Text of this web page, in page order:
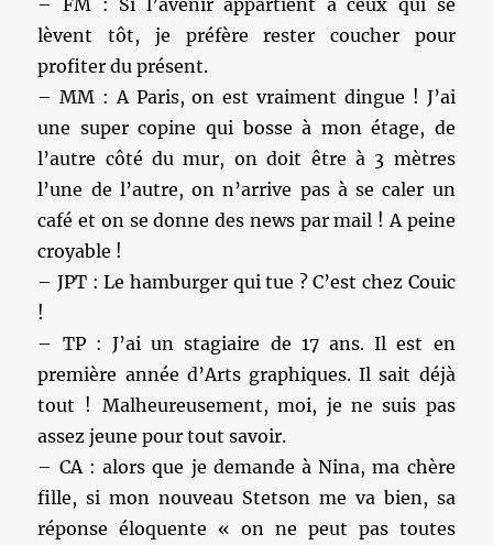
– FM : Si l’avenir appartient à ceux qui se
lèvent tôt, je préfère rester coucher pour
profiter du présent.
– MM : A Paris, on est vraiment dingue ! J’ai
une super copine qui bosse à mon étage, de
l’autre côté du mur, on doit être à 3 mètres
l’une de l’autre, on n’arrive pas à se caler un
café et on se donne des news par mail ! A peine
croyable !
– JPT : Le hamburger qui tue ? C’est chez Couic
!
– TP : J’ai un stagiaire de 17 ans. Il est en
première année d’Arts graphiques. Il sait déjà
tout ! Malheureusement, moi, je ne suis pas
assez jeune pour tout savoir.
– CA : alors que je demande à Nina, ma chère
fille, si mon nouveau Stetson me va bien, sa
réponse éloquente « on ne peut pas toutes